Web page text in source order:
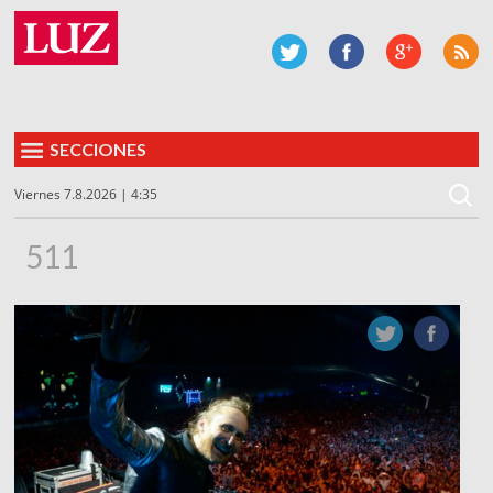
SECCIONES
Viernes 7.8.2026 | 4:35
511